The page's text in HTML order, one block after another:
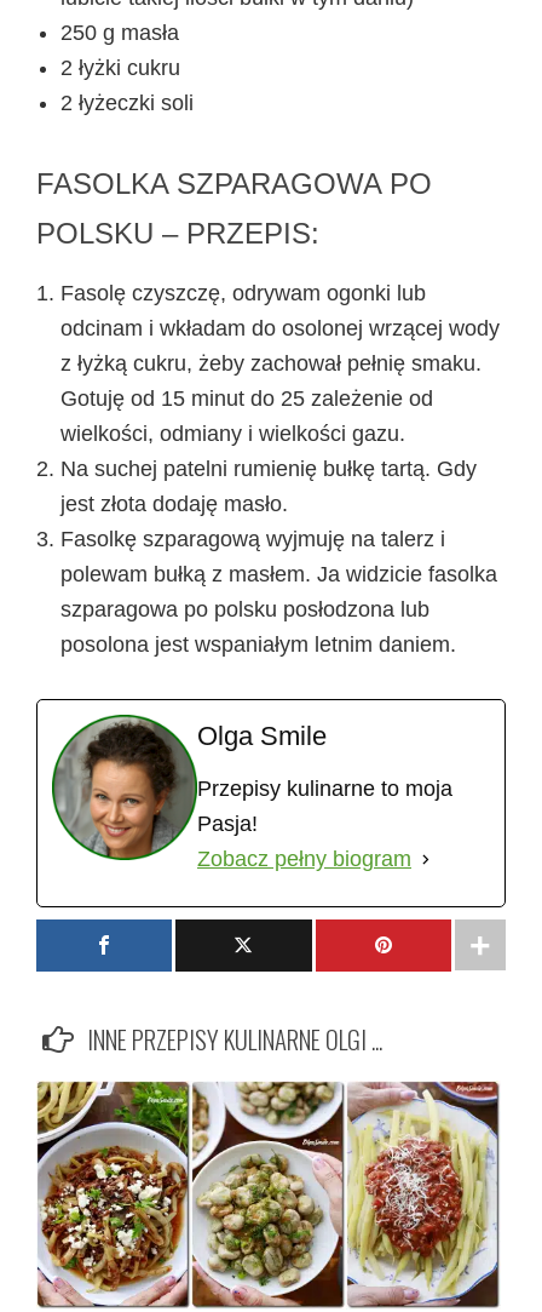
250 g masła
2 łyżki cukru
2 łyżeczki soli
FASOLKA SZPARAGOWA PO
POLSKU – PRZEPIS:
Fasolę czyszczę, odrywam ogonki lub
odcinam i wkładam do osolonej wrzącej wody
z łyżką cukru, żeby zachował pełnię smaku.
Gotuję od 15 minut do 25 zależenie od
wielkości, odmiany i wielkości gazu.
Na suchej patelni rumienię bułkę tartą. Gdy
jest złota dodaję masło.
Fasolkę szparagową wyjmuję na talerz i
polewam bułką z masłem. Ja widzicie fasolka
szparagowa po polsku posłodzona lub
posolona jest wspaniałym letnim daniem.
Olga Smile
Przepisy kulinarne to moja
Pasja!
Zobacz pełny biogram
INNE PRZEPISY KULINARNE OLGI ...